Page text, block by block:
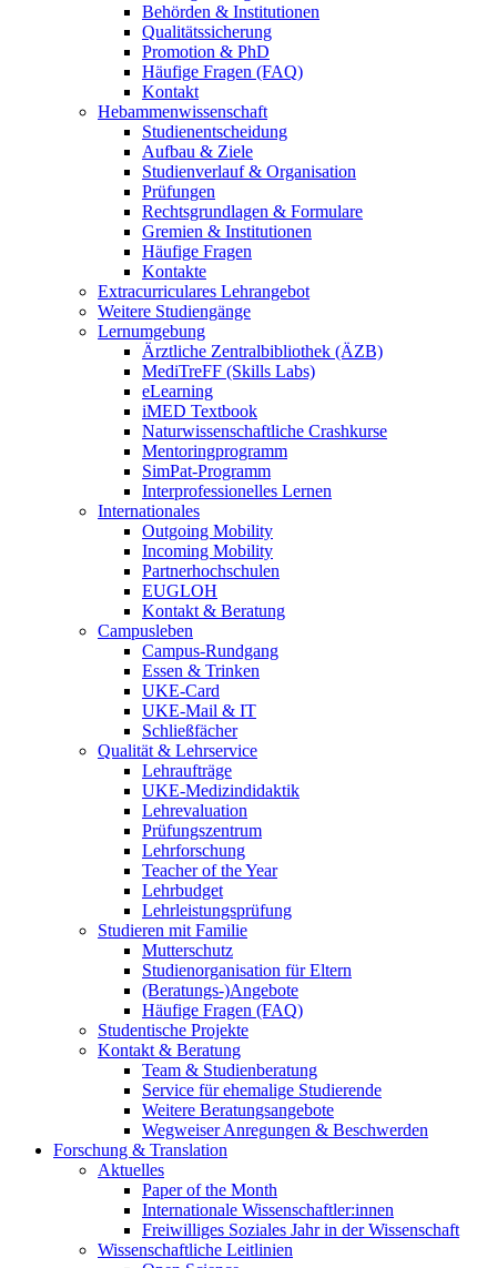
Behörden & Institutionen
Qualitätssicherung
Promotion & PhD
Häufige Fragen (FAQ)
Kontakt
Hebammenwissenschaft
Studienentscheidung
Aufbau & Ziele
Studienverlauf & Organisation
Prüfungen
Rechtsgrundlagen & Formulare
Gremien & Institutionen
Häufige Fragen
Kontakte
Extracurriculares Lehrangebot
Weitere Studiengänge
Lernumgebung
Ärztliche Zentralbibliothek (ÄZB)
MediTreFF (Skills Labs)
eLearning
iMED Textbook
Naturwissenschaftliche Crashkurse
Mentoringprogramm
SimPat-Programm
Interprofessionelles Lernen
Internationales
Outgoing Mobility
Incoming Mobility
Partnerhochschulen
EUGLOH
Kontakt & Beratung
Campusleben
Campus-Rundgang
Essen & Trinken
UKE-Card
UKE-Mail & IT
Schließfächer
Qualität & Lehrservice
Lehraufträge
UKE-Medizindidaktik
Lehrevaluation
Prüfungszentrum
Lehrforschung
Teacher of the Year
Lehrbudget
Lehrleistungsprüfung
Studieren mit Familie
Mutterschutz
Studienorganisation für Eltern
(Beratungs-)Angebote
Häufige Fragen (FAQ)
Studentische Projekte
Kontakt & Beratung
Team & Studienberatung
Service für ehemalige Studierende
Weitere Beratungsangebote
Wegweiser Anregungen & Beschwerden
Forschung & Translation
Aktuelles
Paper of the Month
Internationale Wissenschaftler:innen
Freiwilliges Soziales Jahr in der Wissenschaft
Wissenschaftliche Leitlinien